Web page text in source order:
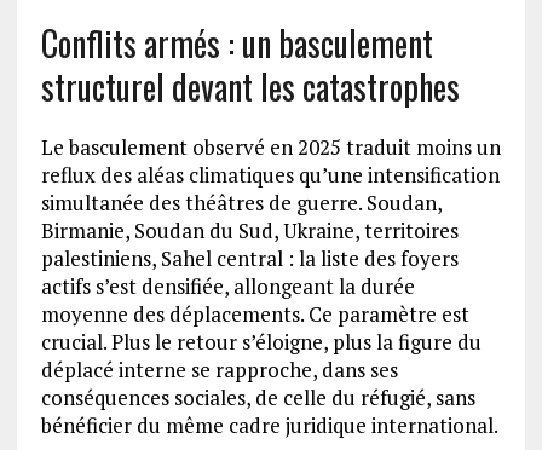
Conflits armés : un basculement
structurel devant les catastrophes
Le basculement observé en 2025 traduit moins un
reflux des aléas climatiques qu’une intensification
simultanée des théâtres de guerre. Soudan,
Birmanie, Soudan du Sud, Ukraine, territoires
palestiniens, Sahel central : la liste des foyers
actifs s’est densifiée, allongeant la durée
moyenne des déplacements. Ce paramètre est
crucial. Plus le retour s’éloigne, plus la figure du
déplacé interne se rapproche, dans ses
conséquences sociales, de celle du réfugié, sans
bénéficier du même cadre juridique international.